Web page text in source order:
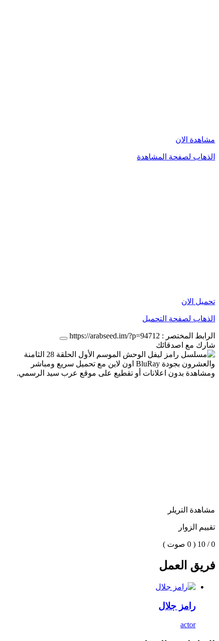
مشاهدة الان
الذهاب لصفحة المشاهدة
تحميل الان
الذهاب لصفحة التحميل
الرابط المختصر : https://arabseed.im/?p=94712
شارك مع اصدقائك
مشاهدة التريلر
تقييم الزوار
0 / 10 ( 0 صوت )
فريق العمل
رامز جلال
actor